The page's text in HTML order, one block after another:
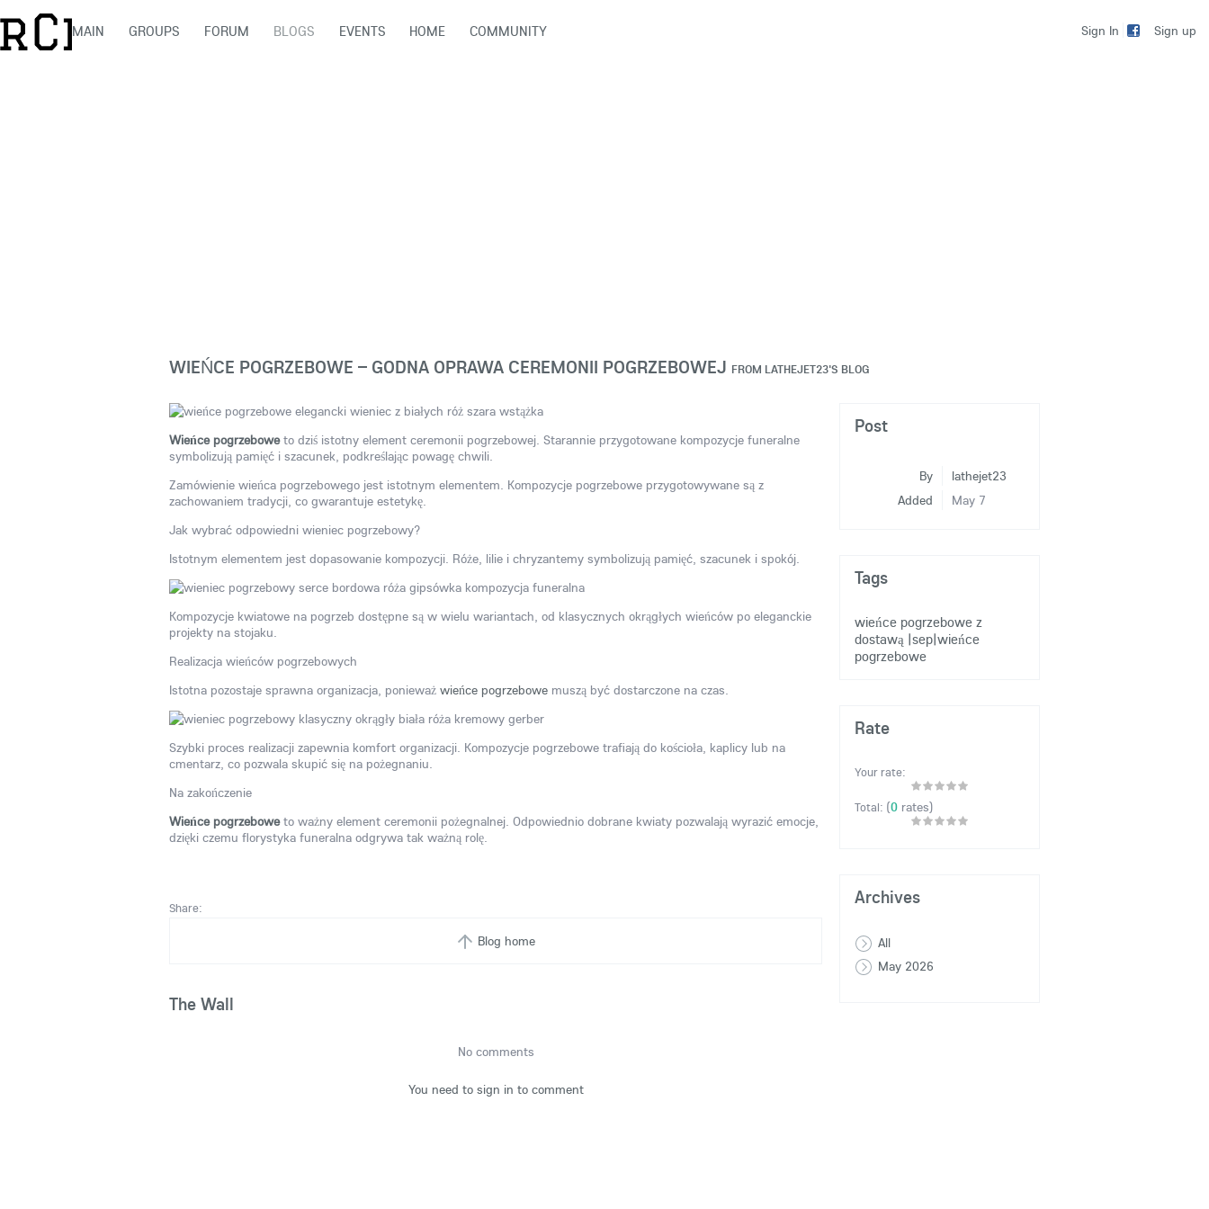
Sign In Sign up
MAIN GROUPS FORUM BLOGS EVENTS HOME COMMUNITY
WIEŃCE POGRZEBOWE – GODNA OPRAWA CEREMONII POGRZEBOWEJ FROM LATHEJET23'S BLOG
Wieńce pogrzeboweto dziś istotny element ceremonii pogrzebowej. Starannie przygotowane kompozycje funeralne
symbolizują pamięć i szacunek, podkreślając powagę chwili.
Zamówienie wieńca pogrzebowego jest istotnym elementem. Kompozycje pogrzebowe przygotowywane są z
zachowaniem tradycji, co gwarantuje estetykę.
Jak wybrać odpowiedni wieniec pogrzebowy?
Istotnym elementem jest dopasowanie kompozycji. Róże, lilie i chryzantemy symbolizują pamięć, szacunek i spokój.
Kompozycje kwiatowe na pogrzeb dostępne są w wielu wariantach, od klasycznych okrągłych wieńców po eleganckie
projekty na stojaku.
Realizacja wieńców pogrzebowych
Istotna pozostaje sprawna organizacja, ponieważ wieńce pogrzebowe muszą być dostarczone na czas.
Szybki proces realizacji zapewnia komfort organizacji. Kompozycje pogrzebowe trafiają do kościoła, kaplicy lub na
cmentarz, co pozwala skupić się na pożegnaniu.
Na zakończenie
Wieńce pogrzeboweto ważny element ceremonii pożegnalnej. Odpowiednio dobrane kwiaty pozwalają wyrazić emocje,
dzięki czemu florystyka funeralna odgrywa tak ważną rolę.
Share:
Blog home
The Wall
No comments
You need to sign in to comment
Post
By
lathejet23
Added
May 7
Tags
wieńce pogrzebowe z
dostawą |sep|wieńce
pogrzebowe
Rate
Your rate:
Total: (0 rates)
Archives
All
May 2026